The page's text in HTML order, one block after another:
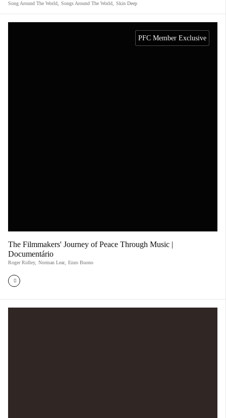
Song Around The World Songs Around The World Skin Deep
PFC Member Exclusive
The Filmmakers' Journey of Peace Through Music |
Documentário
Roger Ridley, Norman Lear, Enzo Buono